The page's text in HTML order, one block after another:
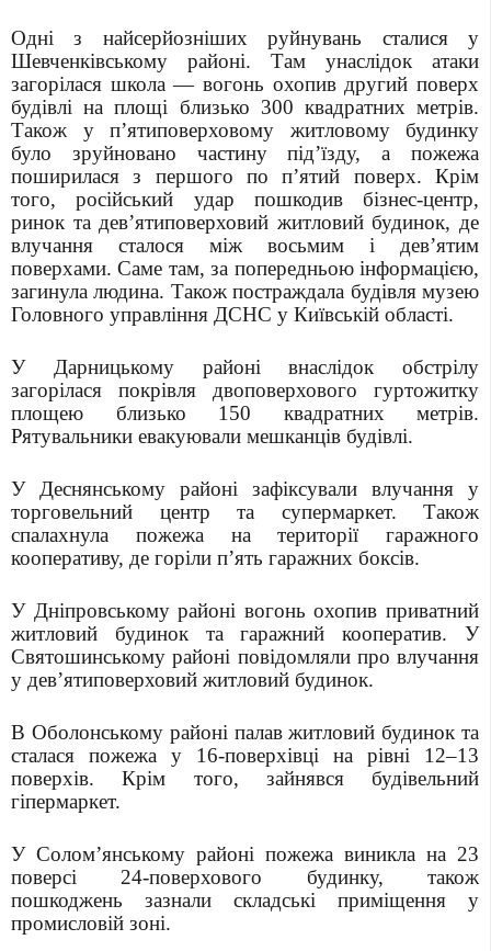
Одні з найсерйозніших руйнувань сталися у
Шевченківському районі. Там унаслідок атаки
загорілася школа — вогонь охопив другий поверх
будівлі на площі близько 300 квадратних метрів.
Також у п’ятиповерховому житловому будинку
було зруйновано частину під’їзду, а пожежа
поширилася з першого по п’ятий поверх. Крім
того, російський удар пошкодив бізнес-центр,
ринок та дев’ятиповерховий житловий будинок, де
влучання сталося між восьмим і дев’ятим
поверхами. Саме там, за попередньою інформацією,
загинула людина. Також постраждала будівля музею
Головного управління ДСНС у Київській області.
У Дарницькому районі внаслідок обстрілу
загорілася покрівля двоповерхового гуртожитку
площею близько 150 квадратних метрів.
Рятувальники евакуювали мешканців будівлі.
У Деснянському районі зафіксували влучання у
торговельний центр та супермаркет. Також
спалахнула пожежа на території гаражного
кооперативу, де горіли п’ять гаражних боксів.
У Дніпровському районі вогонь охопив приватний
житловий будинок та гаражний кооператив. У
Святошинському районі повідомляли про влучання
у дев’ятиповерховий житловий будинок.
В Оболонському районі палав житловий будинок та
сталася пожежа у 16-поверхівці на рівні 12–13
поверхів. Крім того, зайнявся будівельний
гіпермаркет.
У Солом’янському районі пожежа виникла на 23
поверсі 24-поверхового будинку, також
пошкоджень зазнали складські приміщення у
промисловій зоні.